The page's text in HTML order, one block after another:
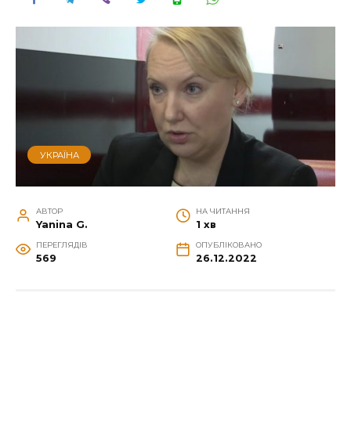
УКРАЇНА
АВТОР
Yanina G.
НА ЧИТАННЯ
1 хв
ПЕРЕГЛЯДІВ
569
ОПУБЛІКОВАНО
26.12.2022